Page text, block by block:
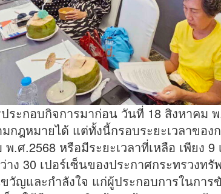
ระกอบกิจการมาก่อน วันที่ 18 สิงหาคม
กฎหมายได้ แต่ทั้งนี้กรอบระยะเวลาของ
.ศ.2568 หรือมีระยะเวลาที่เหลือ เพียง
ง 30 เปอร์เซ็นของประกาศกระทรวงท
ขวัญและกำลังใจ แก่ผู้ประกอบการในกา